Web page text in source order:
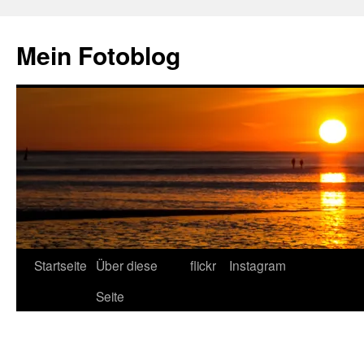
springen
Mein Fotoblog
Startseite Über diese
Seite
flickr Instagram